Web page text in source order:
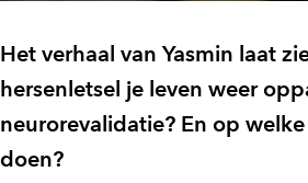
Het verhaal van Yasmin laat
hersenletsel je leven weer
neurorevalidatie? En op
doen?